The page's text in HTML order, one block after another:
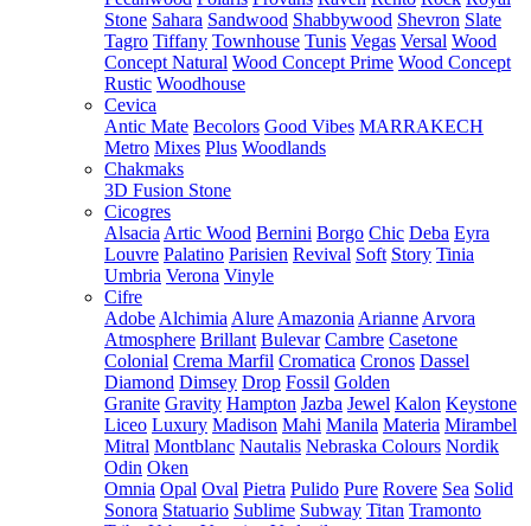
Stone Sahara Sandwood Shabbywood Shevron Slate
Tagro Tiffany Townhouse Tunis Vegas Versal Wood
Concept Natural Wood Concept Prime Wood Concept
Rustic Woodhouse
Cevica
Antic Mate Becolors Good Vibes MARRAKECH
Metro Mixes Plus Woodlands
Chakmaks
3D Fusion Stone
Cicogres
Alsacia Artic Wood Bernini Borgo Chic Deba Eyra
Louvre Palatino Parisien Revival Soft Story Tinia
Umbria Verona Vinyle
Cifre
Adobe Alchimia Alure Amazonia Arianne Arvora
Atmosphere Brillant Bulevar Cambre Casetone
Colonial Crema Marfil Cromatica Cronos Dassel
Diamond Dimsey Drop Fossil Golden
Granite Gravity Hampton Jazba Jewel Kalon Keystone
Liceo Luxury Madison Mahi Manila Materia Mirambel
Mitral Montblanc Nautalis Nebraska Colours Nordik
Odin Oken
Omnia Opal Oval Pietra Pulido Pure Rovere Sea Solid
Sonora Statuario Sublime Subway Titan Tramonto